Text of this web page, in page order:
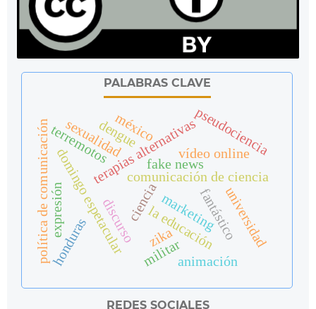
PALABRAS CLAVE
discursociencia
comunicación de ciencia
fantástico
domingo espetacularterapias alternativas
marketing
la educación
pseudociencia
sexualidad
honduras
política de comunicación universidad
fake news
vídeo online
zika
terremotosméxico
militaranimación
dengue
expresión
REDES SOCIALES